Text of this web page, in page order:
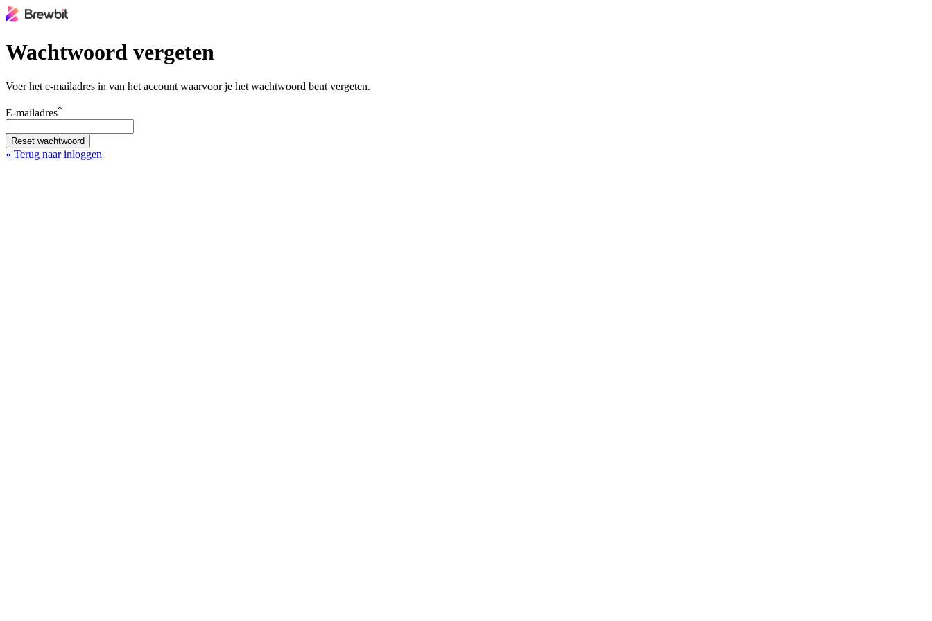
Wachtwoord vergeten
Voer het e-mailadres in van het account waarvoor je het wachtwoord bent vergeten.
E-mailadres*
Reset wachtwoord
« Terug naar inloggen